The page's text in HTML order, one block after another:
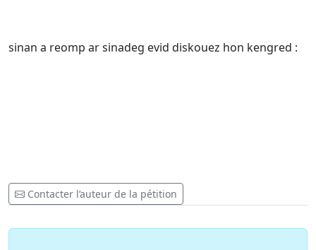
sinan a reomp ar sinadeg evid diskouez hon kengred :
Contacter l’auteur de la pétition